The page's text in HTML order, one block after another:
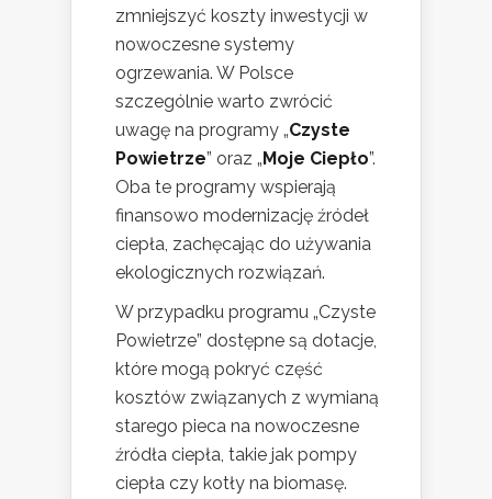
zmniejszyć koszty inwestycji w
nowoczesne systemy
ogrzewania. W Polsce
szczególnie warto zwrócić
uwagę na programy „Czyste
Powietrze” oraz „Moje Ciepło”.
Oba te programy wspierają
finansowo modernizację źródeł
ciepła, zachęcając do używania
ekologicznych rozwiązań.
W przypadku programu „Czyste
Powietrze” dostępne są dotacje,
które mogą pokryć część
kosztów związanych z wymianą
starego pieca na nowoczesne
źródła ciepła, takie jak pompy
ciepła czy kotły na biomasę.